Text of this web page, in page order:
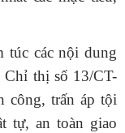
túc các nội dung
thị số 13/CT-
công, trấn áp tội
tự, an toàn giao